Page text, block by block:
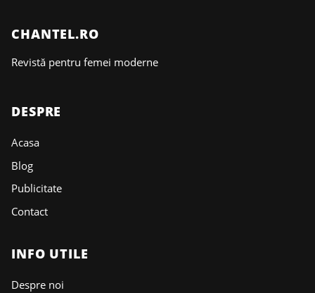
CHANTEL.RO
Revistă pentru femei moderne
DESPRE
Acasa
Blog
Publicitate
Contact
INFO UTILE
Despre noi